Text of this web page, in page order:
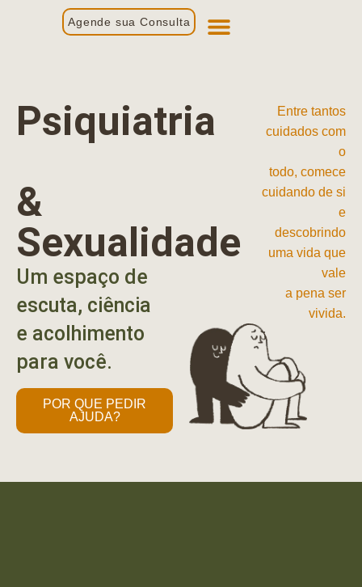
Agende sua Consulta
Psiquiatria
&
Sexualidade
Um espaço de
escuta, ciência
e acolhimento
para você.
POR QUE PEDIR
AJUDA?
Entre tantos
cuidados com
o
todo, comece
cuidando de si
e
descobrindo
uma vida que
vale
a pena ser
vivida.